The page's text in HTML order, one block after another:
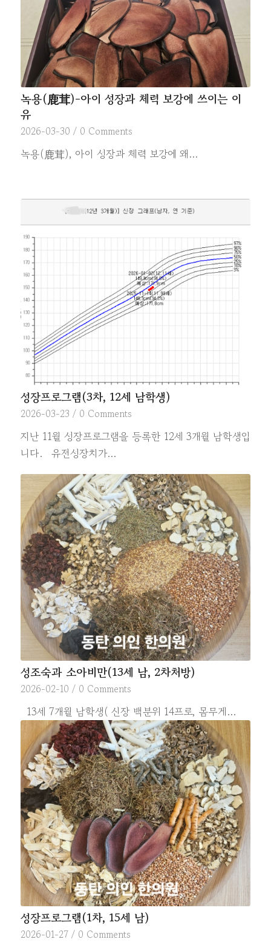
녹용(鹿茸)-아이 성장과 체력 보강에 쓰이는 이
유
2026-03-30 / 0 Comments
녹용(鹿茸), 아이 성장과 체력 보강에 왜…
성장프로그램(3차, 12세 남학생)
2026-03-23 / 0 Comments
지난 11월 성장프로그램을 등록한 12세 3개월 남학생입
니다. 유전성장치가…
성조숙과 소아비만(13세 남, 2차처방)
2026-02-10 / 0 Comments
13세 7개월 남학생( 신장 백분위 14프로, 몸무게…
성장프로그램(1차, 15세 남)
2026-01-27 / 0 Comments